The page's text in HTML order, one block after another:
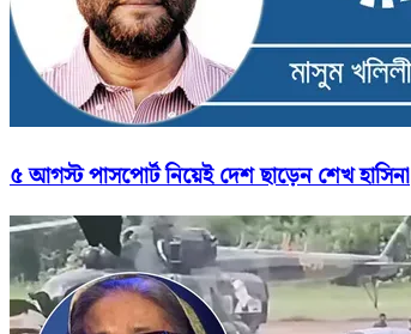
৫ আগস্ট পাসপোর্ট নিয়েই দেশ ছাড়েন শেখ হাসিনা